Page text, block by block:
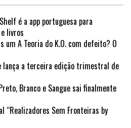
é a app portuguesa para
livros
um A Teoria do K.O. com defeito? O
lança a terceira edição trimestral de
Branco e Sangue sai finalmente
“Realizadores Sem Fronteiras by